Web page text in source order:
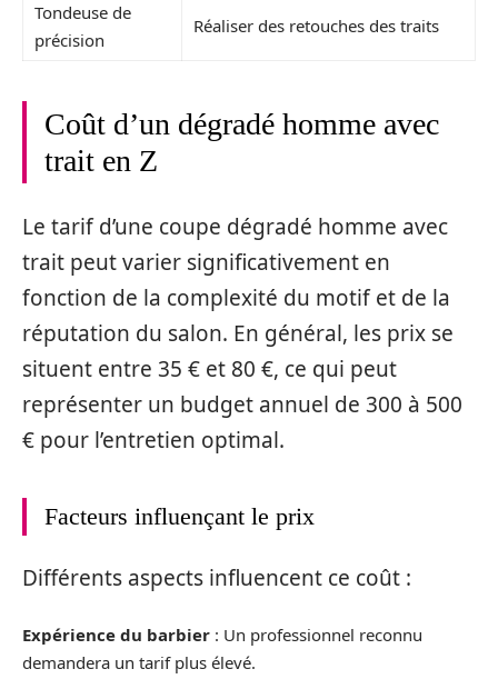
Tondeuse de
précision
Réaliser des retouches des traits
Coût d’un dégradé homme avec
trait en Z
Le tarif d’une coupe dégradé homme avec
trait peut varier significativement en
fonction de la complexité du motif et de la
réputation du salon. En général, les prix se
situent entre 35 € et 80 €, ce qui peut
représenter un budget annuel de 300 à 500
€ pour l’entretien optimal.
Facteurs influençant le prix
Différents aspects influencent ce coût :
Expérience du barbier : Un professionnel reconnu
demandera un tarif plus élevé.